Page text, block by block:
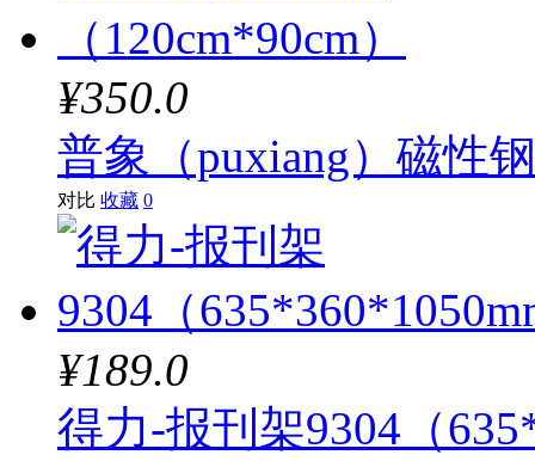
¥350.0
普象（puxiang）磁性
对比 收藏 0
¥189.0
得力-报刊架9304（